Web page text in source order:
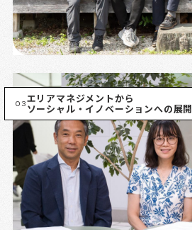
03エリアマネジメントから
ソーシャル・イノベーションへの展開